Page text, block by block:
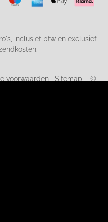
inclusief btw en exclusief
voorwaarden Sitemap ©